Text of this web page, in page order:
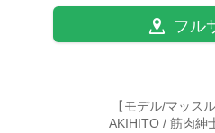
フル
【モデル/マッス
AKIHITO / 筋肉紳